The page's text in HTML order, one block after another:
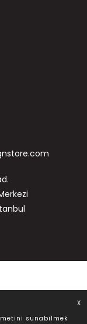
X
sunabilmek